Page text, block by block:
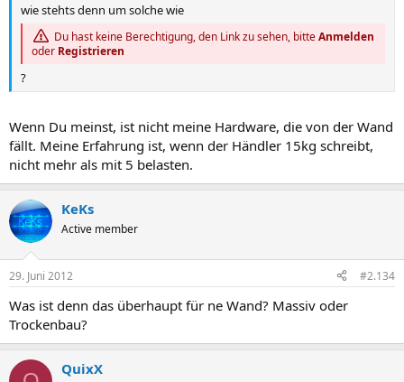
wie stehts denn um solche wie
Du hast keine Berechtigung, den Link zu sehen, bitteAnmelden
oder Registrieren
?
Wenn Du meinst, ist nicht meine Hardware, die von der Wand
fällt. Meine Erfahrung ist, wenn der Händler 15kg schreibt,
nicht mehr als mit 5 belasten.
KeKs
Active member
29. Juni 2012 #2.134
Was ist denn das überhaupt für ne Wand? Massiv oder
Trockenbau?
QuixX